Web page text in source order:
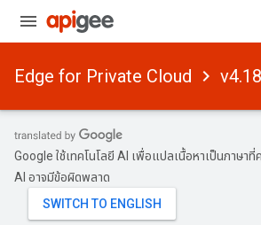
Edge for Private Cloud
Google ใช้เทคโนโลยี AI เพื่อแปลเนื้อหาเป็นภาษา
AI อาจมีข้อผิดพลาด